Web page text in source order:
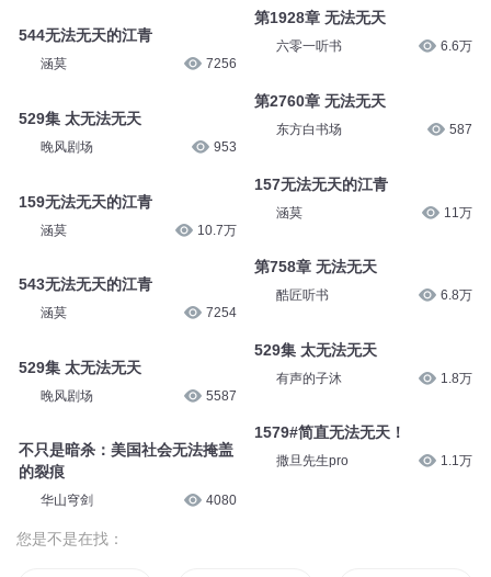
544无法无天的江青
涵莫 7256
529集 太无法无天
晚风剧场 953
159无法无天的江青
涵莫 10.7万
543无法无天的江青
涵莫 7254
529集 太无法无天
晚风剧场 5587
不只是暗杀：美国社会无法掩盖
的裂痕
华山穹剑 4080
第1928章 无法无天
六零一听书 6.6万
第2760章 无法无天
东方白书场 587
157无法无天的江青
涵莫 11万
第758章 无法无天
酷匠听书 6.8万
529集 太无法无天
有声的子沐 1.8万
1579#简直无法无天！
撒旦先生pro 1.1万
您是不是在找：